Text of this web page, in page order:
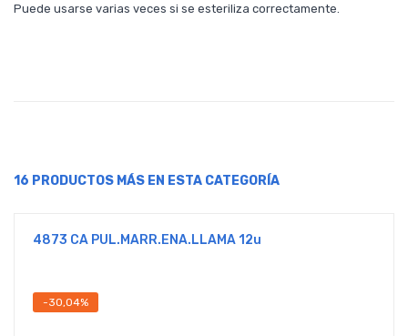
Puede usarse varias veces si se esteriliza correctamente.
16 PRODUCTOS MÁS EN ESTA CATEGORÍA
4873 CA PUL.MARR.ENA.LLAMA 12u
-30,04%